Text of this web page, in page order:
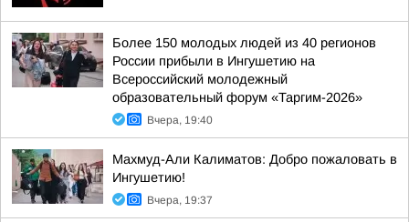
Более 150 молодых людей из 40 регионов
России прибыли в Ингушетию на
Всероссийский молодежный
образовательный форум «Таргим-2026»
Вчера, 19:40
Махмуд-Али Калиматов: Добро пожаловать в
Ингушетию!
Вчера, 19:37